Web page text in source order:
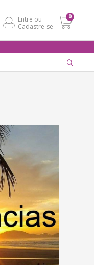
Entre ou
Cadastre-se
0